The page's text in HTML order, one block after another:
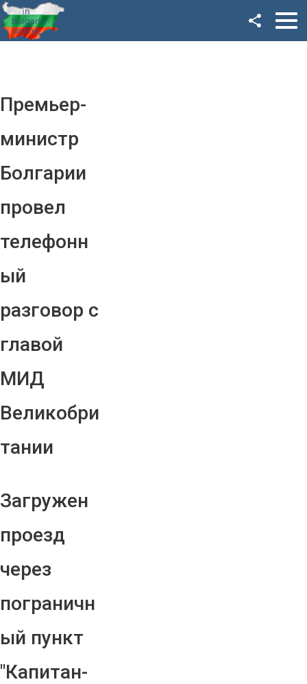
Премьер-
министр
Болгарии
провел
телефонн
ый
разговор с
главой
МИД
Великобри
тании
Загружен
проезд
через
пограничн
ый пункт
"Капитан-